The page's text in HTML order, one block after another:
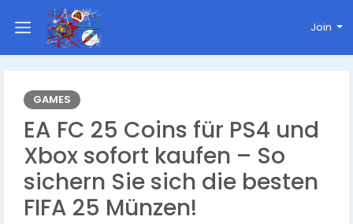
Join
GAMES
EA FC 25 Coins für PS4 und
Xbox sofort kaufen – So
sichern Sie sich die besten
FIFA 25 Münzen!